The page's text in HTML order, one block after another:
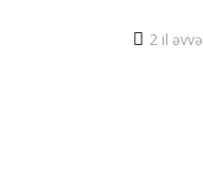
2 il